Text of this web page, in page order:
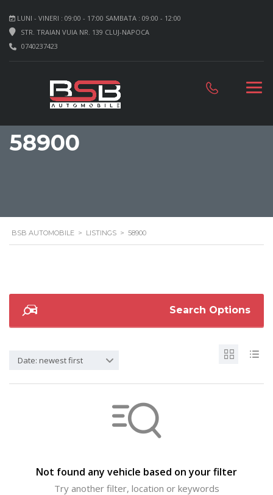
LUNI - VINERI : 09:00 - 17:00 SAMBATA : 09:00 - 12:00
STR. TRAIAN VUIA NR. 139 CLUJ-NAPOCA
0740237423
58900
BSB AUTOMOBILE > LISTINGS > 58900
Search Options
Date: newest first
Not found any vehicle based on your filter
Try another filter, location or keywords